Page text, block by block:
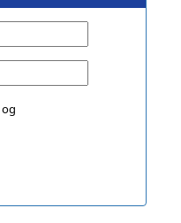
og